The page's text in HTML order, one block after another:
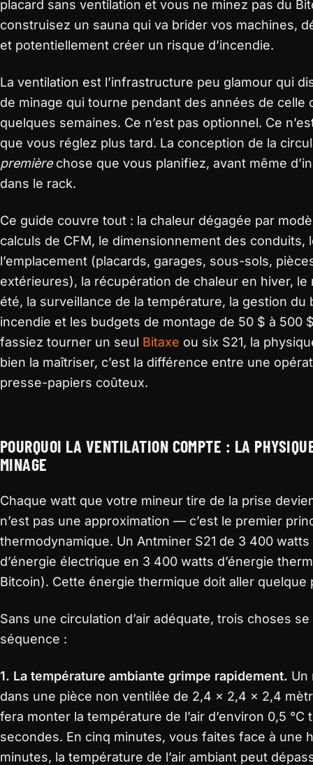
placard sans ventilation et vous ne minez pas du
construisez un sauna qui va brider vos machines,
et potentiellement créer un risque d’incendie.
La ventilation est l’infrastructure peu glamour qui
de minage qui tourne pendant des années de celle
quelques semaines. Ce n’est pas optionnel. Ce
que vous réglez plus tard. La conception de la
premièrechose que vous planifiez, avant même
dans le rack.
Ce guide couvre tout : la chaleur dégagée par
calculs de CFM, le dimensionnement des conduits,
l’emplacement (placards, garages, sous-sols,
extérieures), la récupération de chaleur en hiver, le
été, la surveillance de la température, la gestion du
incendie et les budgets de montage de 50 $ à 500
fassiez tourner un seul Bitaxe ou six S21, la
bien la maîtriser, c’est la différence entre une
presse-papiers coûteux.
POURQUOI LA VENTILATION COMPTE : LA
MINAGE
Chaque watt que votre mineur tire de la prise
n’est pas une approximation — c’est le premier
thermodynamique. Un Antminer S21 de 3 400
d’énergie électrique en 3 400 watts d’énergie
Bitcoin). Cette énergie thermique doit aller quelque
Sans une circulation d’air adéquate, trois choses
séquence :
1. La température ambiante grimpe rapidement. Un
dans une pièce non ventilée de 2,4 × 2,4 × 2,4
fera monter la température de l’air d’environ 0,5 °C
secondes. En cinq minutes, vous faites face à une
minutes, la température de l’air ambiant peut